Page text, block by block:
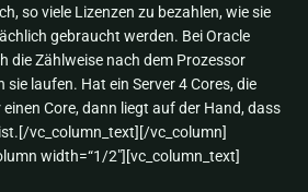
so viele Lizenzen zu bezahlen, wie sie
gebraucht werden. Bei Oracle
die Zählweise nach dem Prozessor
sie laufen. Hat ein Server 4 Cores, die
Core, dann liegt auf der Hand, dass
vc_column_text][/vc_column]
width=“1/2″][vc_column_text]